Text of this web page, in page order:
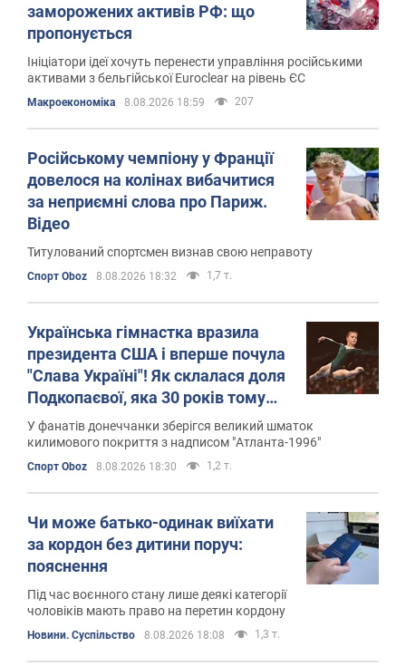
заморожених активів РФ: що
пропонується
Ініціатори ідеї хочуть перенести управління російськими
активами з бельгійської Euroclear на рівень ЄС
Mакроекономіка 8.08.2026 18:59 207
Російському чемпіону у Франції
довелося на колінах вибачитися
за неприємні слова про Париж.
Відео
Титулований спортсмен визнав свою неправоту
Спорт Oboz 8.08.2026 18:32 1,7 т.
Українська гімнастка вразила
президента США і вперше почула
"Слава Україні"! Як склалася доля
Подкопаєвої, яка 30 років тому
виграла "золото" Олімпіади
У фанатів донеччанки зберігся великий шматок
килимового покриття з надписом "Атланта-1996"
Спорт Oboz 8.08.2026 18:30 1,2 т.
Чи може батько-одинак виїхати
за кордон без дитини поруч:
пояснення
Під час воєнного стану лише деякі категорії
чоловіків мають право на перетин кордону
Новини. Суспільство 8.08.2026 18:08 1,3 т.